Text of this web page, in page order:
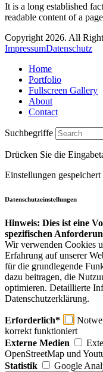
It is a long established
readable content of a
Copyright 2026. All
ImpressumDatenschutz
Home
Portfolio
Fullscreen Gallery
About
Contact
Suchbegriffe
Drücken Sie die
Einstellungen gespeichert
Datenschutzeinstellungen
Hinweis: Dies ist eine
spezifischen
Wir verwenden Cookies
Erfahrung auf unserer
für die grundlegende
dazu beitragen, die
optimieren. Detaillierte
Datenschutzerklärung.
Erforderlich*
korrekt funktioniert
Externe Medien
OpenStreetMap und
Statistik
Google